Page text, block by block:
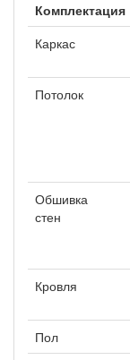
Комплектация
Каркас
Потолок
Обшивка
стен
Кровля
Пол